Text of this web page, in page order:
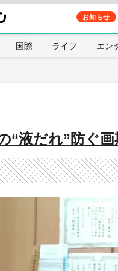
お知らせ
国際 ライフ エン
“液だれ”防ぐ